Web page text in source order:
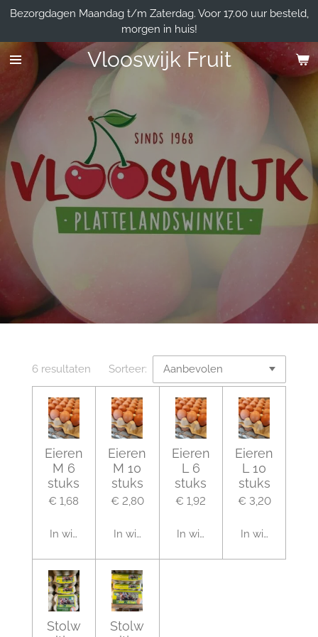
Ga
naar
de
hoofdinhoud
Vlooswijk Fruit
Bezorgdagen Maandag t/m Zaterdag. Voor 17.00 uur besteld,
morgen in huis!
6 resultaten Sorteer:
Eieren
M 6
stuks
€ 1,68
In winkelwagen
Eieren
M 10
stuks
€ 2,80
In winkelwagen
Eieren
L 6
stuks
€ 1,92
In winkelwagen
Eieren
L 10
stuks
€ 3,20
In winkelwagen
Stolw
Stolw